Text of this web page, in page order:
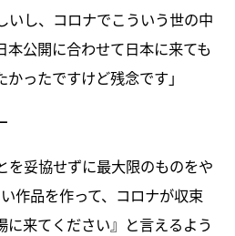
いし、コロナでこういう世の中
本公開に合わせて日本に来ても
ったですけど残念です」
を妥協せずに最大限のものをや
作品を作って、コロナが収束
に来てください』と言えるよう